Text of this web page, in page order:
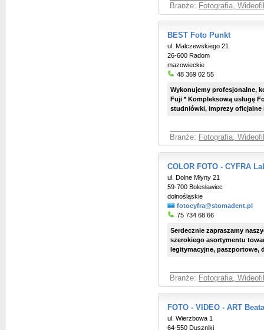
Branże: Fotografia,
BEST Foto Punkt
ul. Malczewskiego 21
26-600 Radom
mazowieckie
48 369 02 55
Wykonujemy profesjonalne,
Fuji * Kompleksową usługę
studniówki, imprezy
Branże: Fotografia,
COLOR FOTO - CYFRA
ul. Dolne Młyny 21
59-700 Bolesławiec
dolnośląskie
fotocyfra@stomadent.pl
75 734 68 66
Serdecznie zapraszamy
szerokiego asortymentu
legitymacyjne, paszportowe,
Branże: Fotografia,
FOTO - VIDEO - ART
ul. Wierzbowa 1
64-550 Duszniki